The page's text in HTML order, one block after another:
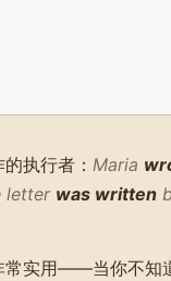
执行者： Maria
letter was written
常实用——当你不知